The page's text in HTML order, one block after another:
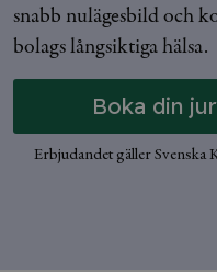
snabb nulägesbild och
bolags långsiktiga hälsa.
Boka din
Erbjudandet gäller